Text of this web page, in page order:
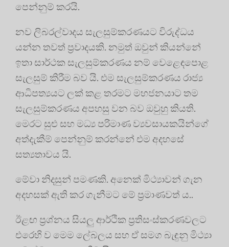
පෙන්නුම් කරයි.
නව ලිබරල්වාදය සැලසුම්කරණයට විරුද්ධය
යන්න තවත් ප්‍රවාදයකි. නමුත් ඔවුන් කියන්නේ
ඉතා සාර්ථක සැලසුම්කරණය නම් වෙළෙඳපොළ
සැලසුම් කිරීම බව යි. එම සැලසුම්කරණය රාජ්‍ය
ආධිපත්‍යයට ලක් කළ තරමට මහජනයාට තම
සැලසුම්කරණය අපහසු වන බව ඔවුහු කියති.
මෙරට සුළු සහ මධ්‍ය පරිමාණ ව්‍යවසායකයින්ගේ
අත්දැකීම් පෙන්නුම් කරන්නේ එම අදහසේ
සත්‍යතාවය යි.
මේවා නිදසුන් පමණකි. අනෙක් මිථ්‍යාවන් ගැන
අදහසක් ඇති කර ගැනීමට මේ ප්‍රමාණවත් ය..
ඊළඟ ප්‍රශ්නය සියලු ආර්ථික ප්‍රතිසංස්කරණවලට
එරෙහි ව මෙම ලේබලය සහ ඒ සමග බැඳුනු මිථ්‍යා